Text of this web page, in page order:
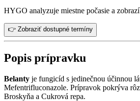
HYGO analyzuje miestne počasie a
👉 Zobraziť dostupné termíny
Popis prípravku
Belanty je fungicíd s jedinečnou účinnou
Mefentrifluconazole. Prípravok pokrýva
Broskyňa a Cukrová repa.